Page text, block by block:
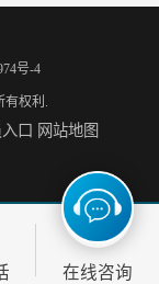
荆州攀爬架生产厂家 三合一攀登架 定做加工
号-4
权利.
口 网站地图
在线咨询